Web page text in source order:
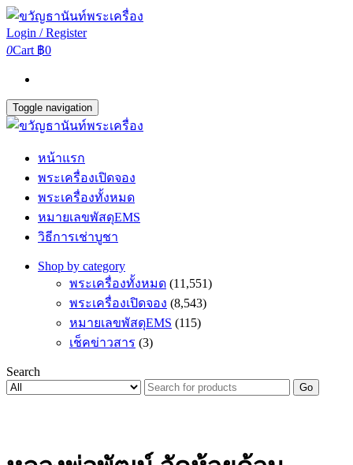
Login / Register
0Cart ฿0
Toggle navigation
หน้าแรก
พระเครื่องเปิดจอง
พระเครื่องทั้งหมด
หมายเลขพัสดุEMS
วิธีการเช่าบูชา
Shop by category
พระเครื่องทั้งหมด (11,551)
พระเครื่องเปิดจอง (8,543)
หมายเลขพัสดุEMS (115)
เช็คข่าวสาร (3)
Search
Go